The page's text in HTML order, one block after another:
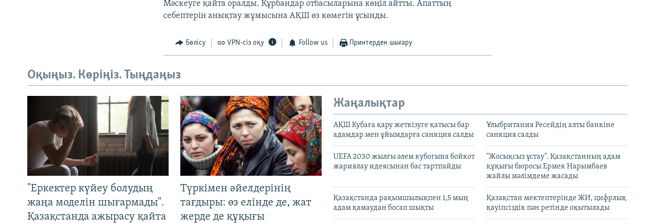
Мәскеуге қайта оралды. Құрбандар отбасыларына көңіл айтты. Апаттың
себептерін анықтау жұмысына АҚШ өз көмегін ұсынды.
Бөлісу VPN-сіз оқу Follow us Принтерден шығару
Оқыңыз. Көріңіз. Тыңдаңыз
"Еркектер күйеу болудың
жаңа моделін шығармады".
Қазақстанда ажырасу қайта
Түркімен әйелдерінің
тағдыры: өз елінде де, жат
жерде де құқығы
Жаңалықтар
АҚШ Кубаға қару жеткізуге қатысы бар
адамдар мен ұйымдарға санкция салды
Ұлыбритания Ресейдің алты банкіне
санкция салды
UEFA 2030 жылғы әлем кубогына бойкот
жариялау идеясынан бас тартпайды
"Жосықсыз ұстау". Қазақстанның адам
құқығы бюросы Ермек Нарымбаев
жайлы мәлімдеме жасады
Қазақстанда рақымшылықпен 1,5 мың
адам қамаудан босап шықты
Қазақстан мектептерінде ЖИ, цифрлық
қауіпсіздік пән ретінде оқытылады